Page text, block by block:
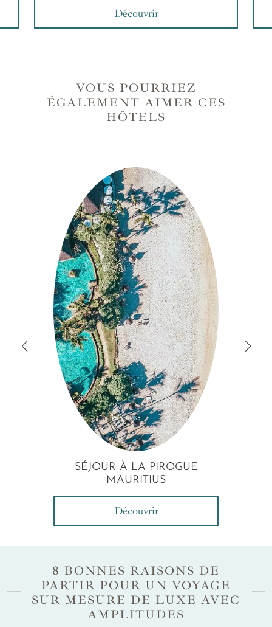
Découvrir
VOUS POURRIEZ
ÉGALEMENT AIMER CES
HÔTELS
SÉJOUR À LA PIROGUE
MAURITIUS
Découvrir
8 BONNES RAISONS DE
PARTIR POUR UN VOYAGE
SUR MESURE DE LUXE AVEC
AMPLITUDES